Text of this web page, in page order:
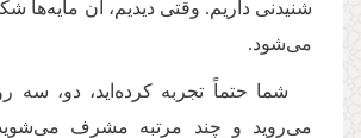
شنیدنى داریم. وقتى دیدیم، آن مایه‌‌ها
مى‌‌شود.
شما حتماً تجربه کرده‌اید، دو، سه
مى‌‌روید و چند مرتبه مشرف